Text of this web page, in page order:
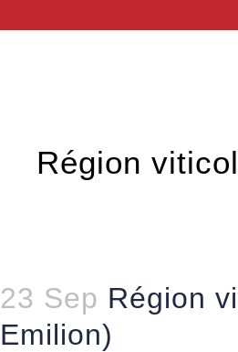
Région
23 Sep Région
Emilion)